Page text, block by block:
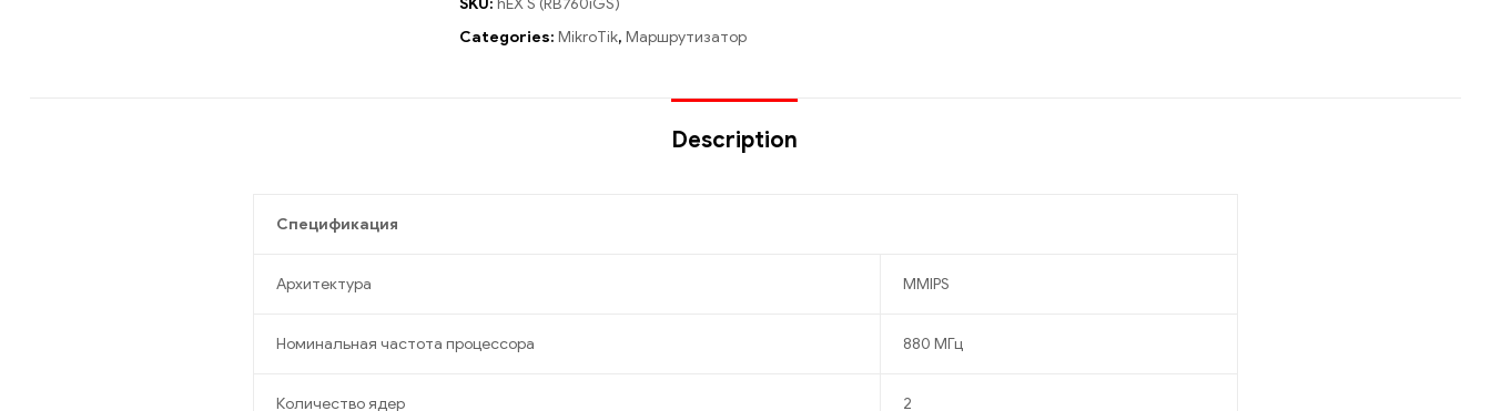
SKU: hEX S (RB760iGS)
Categories: MikroTik, Маршрутизатор
Description
Спецификация
Архитектура MMIPS
Номинальная частота процессора 880 МГц
Количество ядер 2